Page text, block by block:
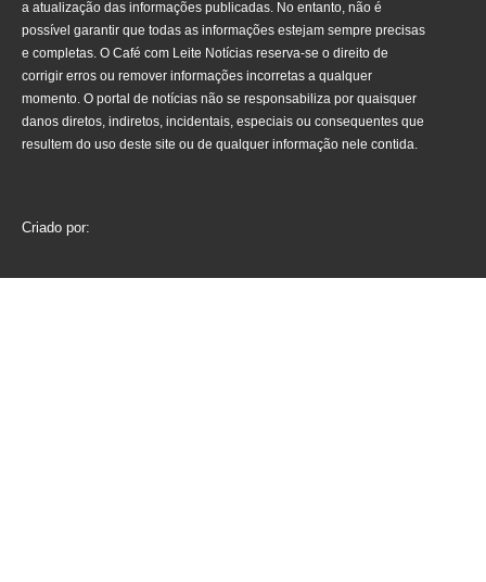
a atualização das informações publicadas. No entanto, não é
possível garantir que todas as informações estejam sempre precisas
e completas. O Café com Leite Notícias reserva-se o direito de
corrigir erros ou remover informações incorretas a qualquer
momento. O portal de notícias não se responsabiliza por quaisquer
danos diretos, indiretos, incidentais, especiais ou consequentes que
resultem do uso deste site ou de qualquer informação nele contida.
Criado por: